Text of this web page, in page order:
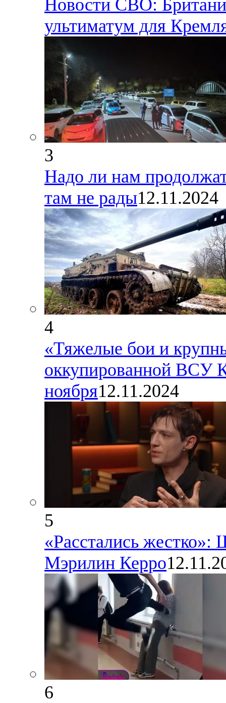
Новости СВО:
ультиматум для
3
Надо ли нам
там не рады12.11.2024
4
«Тяжелые бои и
оккупированной ВСУ
ноября12.11.2024
5
«Расстались
Мэрилин Керро
6